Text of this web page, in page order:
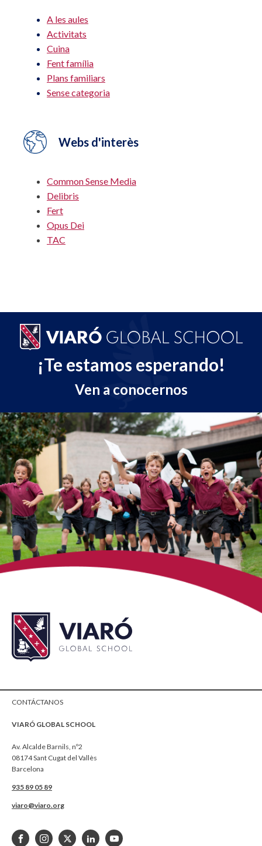
A les aules
Activitats
Cuina
Fent família
Plans familiars
Sense categoria
Webs d'interès
Common Sense Media
Delibris
Fert
Opus Dei
TAC
¡Te estamos esperando!
Ven a conocernos
CONTÁCTANOS
VIARÓ GLOBAL SCHOOL
Av. Alcalde Barnils, nº2
08174 Sant Cugat del Vallès
Barcelona
935 89 05 89
viaro@viaro.org